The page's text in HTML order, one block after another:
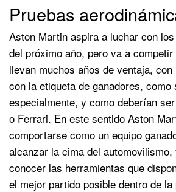
Pruebas
Aston Martin aspira a luchar con
del próximo año, pero va a
llevan muchos años de ventaja,
con la etiqueta de ganadores, como
especialmente, y como deberían
o Ferrari. En este sentido Aston
comportarse como un equipo
alcanzar la cima del
conocer las herramientas que
el mejor partido posible dentro de la